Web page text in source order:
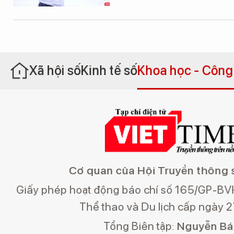
Xã hội sốKinh tế sốKhoa học -
Cơ quan của Hội Truyền thông
Giấy phép hoạt động báo chí số 165/GP-
Thể thao và Du lịch cấp ngày
Tổng Biên tập: Nguyễn